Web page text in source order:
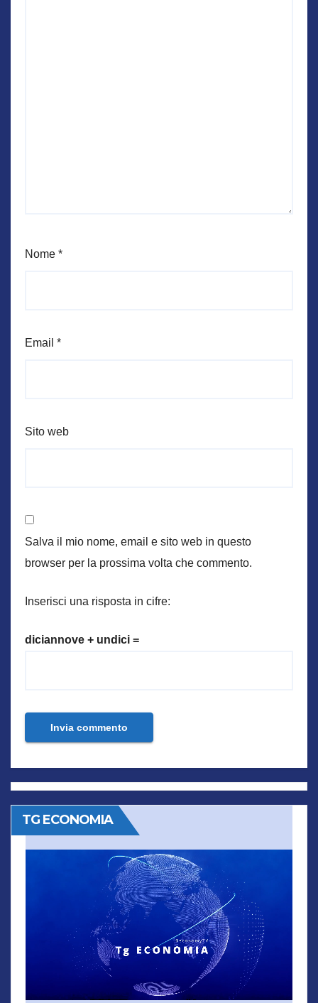
Nome *
Email *
Sito web
Salva il mio nome, email e sito web in questo
browser per la prossima volta che commento.
Inserisci una risposta in cifre:
diciannove + undici =
TG ECONOMIA